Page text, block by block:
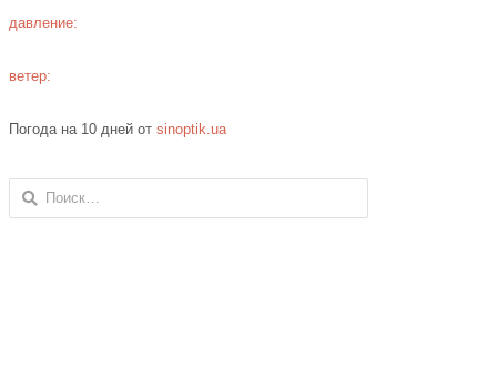
давление:
ветер:
Погода на 10 дней отsinoptik.ua
Найти: